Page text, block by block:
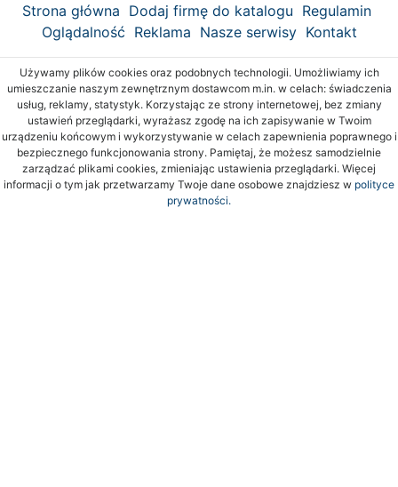
Strona główna Dodaj firmę do katalogu Regulamin
Oglądalność Reklama Nasze serwisy Kontakt
Używamy plików cookies oraz podobnych technologii. Umożliwiamy ich
umieszczanie naszym zewnętrznym dostawcom m.in. w celach: świadczenia
usług, reklamy, statystyk. Korzystając ze strony internetowej, bez zmiany
ustawień przeglądarki, wyrażasz zgodę na ich zapisywanie w Twoim
urządzeniu końcowym i wykorzystywanie w celach zapewnienia poprawnego i
bezpiecznego funkcjonowania strony. Pamiętaj, że możesz samodzielnie
zarządzać plikami cookies, zmieniając ustawienia przeglądarki. Więcej
informacji o tym jak przetwarzamy Twoje dane osobowe znajdziesz w polityce
prywatności.